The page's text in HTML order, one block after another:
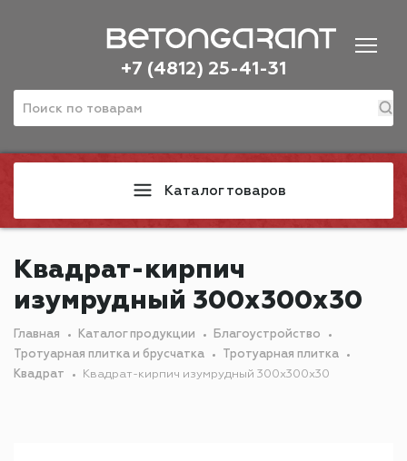
+7 (4812) 25-41-31
Каталог товаров
Квадрат-кирпич
изумрудный 300х300х30
Главная Каталог продукции
Благоустройство
Тротуарная плитка и брусчатка
Тротуарная плитка
Квадрат
Квадрат-кирпич изумрудный 300х300х30